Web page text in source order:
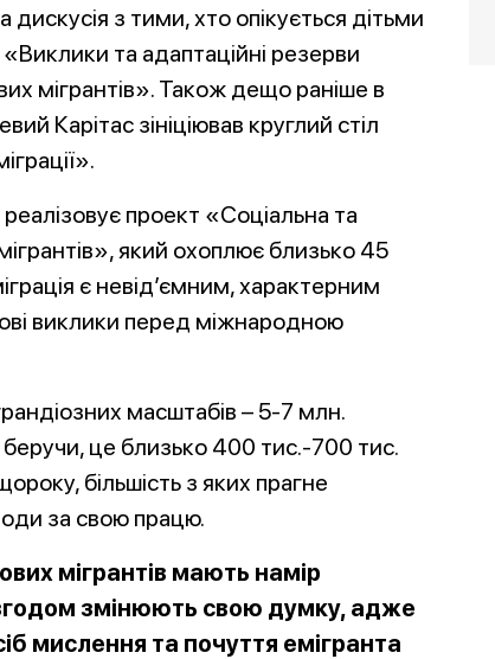
з тими, хто опікується дітьми
та адаптаційні резерви
мігрантів». Також дещо раніше в
Карітас зініціював круглий стіл
проект «Соціальна та
який охоплює близько 45
є невід’ємним, характерним
виклики перед міжнародною
масштабів – 5-7 млн.
це близько 400 тис.-700 тис.
більшість з яких прагне
за свою працю.
мігрантів мають намір
змінюють свою думку, адже
мислення та почуття емігранта